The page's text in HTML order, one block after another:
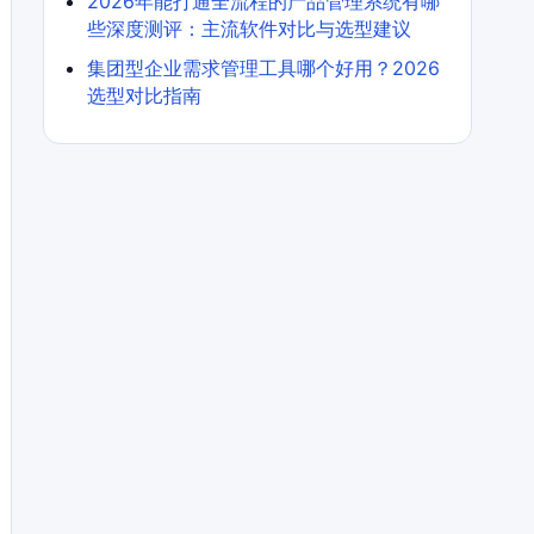
些深度测评：主流软件对比与选型建议
集团型企业需求管理工具哪个好用？2026
选型对比指南